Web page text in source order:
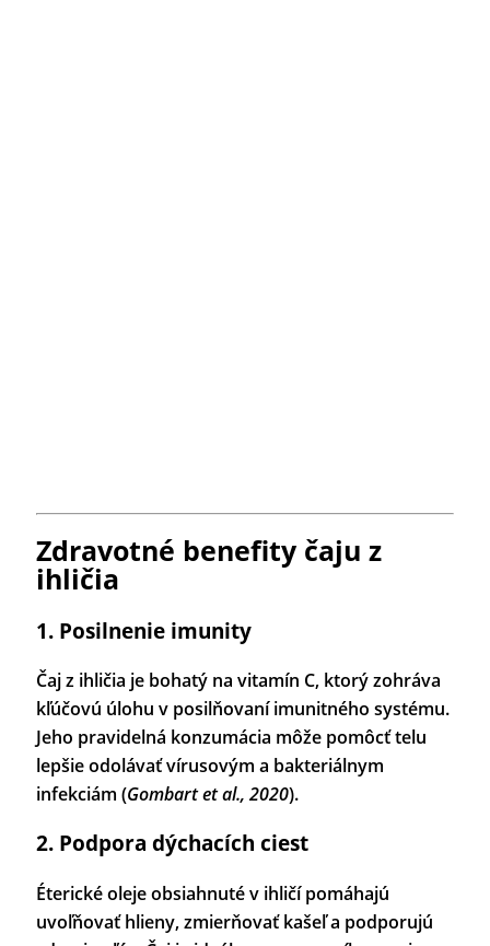
Zdravotné benefity čaju z
ihličia
1. Posilnenie imunity
Čaj z ihličia je bohatý na vitamín C, ktorý zohráva
kľúčovú úlohu v posilňovaní imunitného systému.
Jeho pravidelná konzumácia môže pomôcť telu
lepšie odolávať vírusovým a bakteriálnym
infekciám (Gombart et al., 2020).
2. Podpora dýchacích ciest
Éterické oleje obsiahnuté v ihličí pomáhajú
uvoľňovať hlieny, zmierňovať kašeľ a podporujú